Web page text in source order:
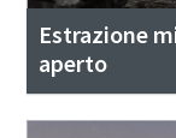
Estrazione
aperto